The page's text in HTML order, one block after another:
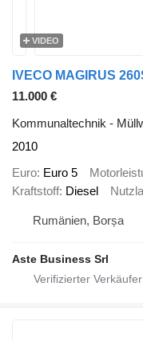
VIDEO
IVECO MAGIRUS
11.000 €
Kommunaltechnik -
2010
Euro Euro 5
Kraftstoff Diesel
Rumänien, Borșa
Aste Business Srl